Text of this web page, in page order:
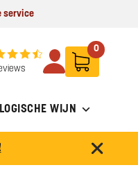
service
0
WIJN